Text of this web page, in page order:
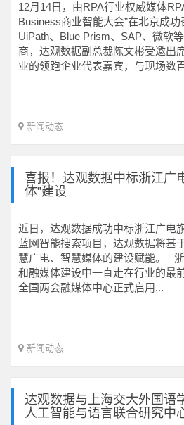
12月14日，由RPA行业权威媒体
Business商业智能大会”在北京成
UiPath、Blue Prism、SAP、微软
商，达观数据副总裁陈文彬受邀出
业的领跑企业代表嘉宾，与现场数
新闻动态
喜报！达观数据中标浙江广
体”建设
近日，达观数据成功中标浙江广电
蓝网智能搜索项目，达观数据将基
慧广电、智慧媒体的建设赋能。
和融媒体建设中一直走在行业的最
全国两会融媒体中心正式启用...
新闻动态
达观数据与上海交大外国语
人工智能与语言联合研究中